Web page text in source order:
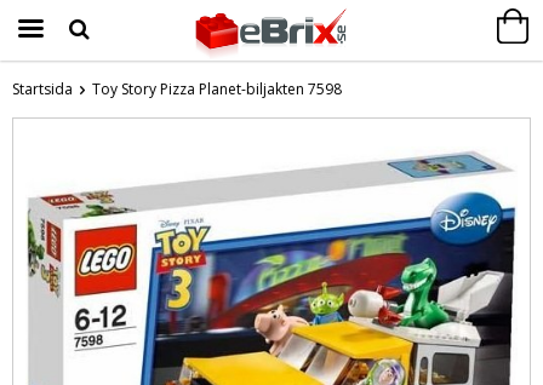
Startsida Toy Story Pizza Planet-biljakten 7598